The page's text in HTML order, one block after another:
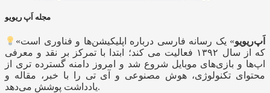
مجله اَپ ریویو
« اَپ‌ریویو» یک رسانه فارسی درباره اپلیکیشن‌ها و فناوری است
که از سال ۱۳۹۲ فعالیت می کند؛ ابتدا با تمرکز بر نقد و معرفی
اپ‌ها و بازی‌های موبایل شروع شد و امروز دامنه گسترده تری از
محتوای تکنولوژی، هوش مصنوعی و آی تی را با خبر، مقاله و
یادداشت پوشش می‌دهد.